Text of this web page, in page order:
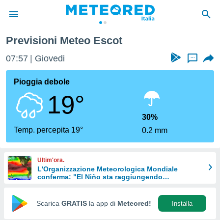
di
per
le
di
Web
Previsioni Meteo Escot
07:57 Giovedi ...
Pioggia debole
19°
Temp. percepita 19°
30%
0.2 mm
Ultim'ora.
L'Organizzazione Meteorologica Mondiale
conferma: "El Niño sta raggiungendo
Scarica GRATIS la app di Meteored! Installa